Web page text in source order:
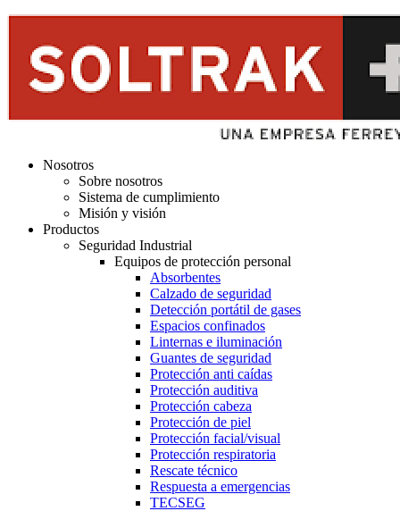
Nosotros
Sobre nosotros
Sistema de cumplimiento
Misión y visión
Productos
Seguridad Industrial
Equipos de protección personal
Absorbentes
Calzado de seguridad
Detección portátil de gases
Espacios confinados
Linternas e iluminación
Guantes de seguridad
Protección anti caídas
Protección auditiva
Protección cabeza
Protección de piel
Protección facial/visual
Protección respiratoria
Rescate técnico
Respuesta a emergencias
TECSEG